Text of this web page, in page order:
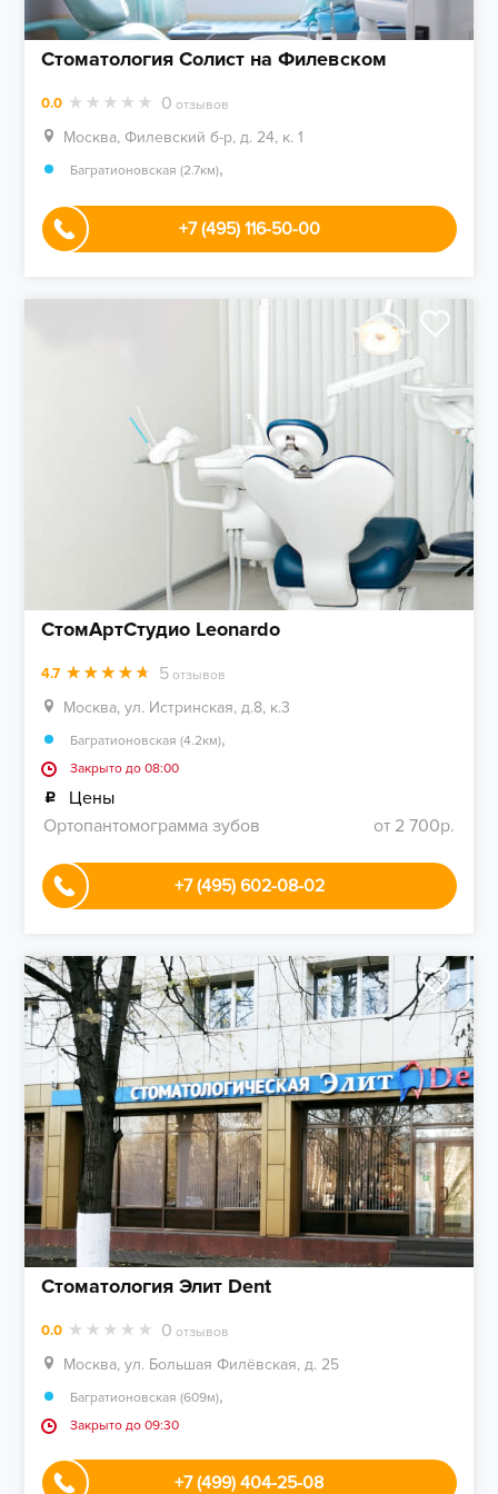
Стоматология Солист на Филевском
0.0 0 отзывов
Москва, Филевский б-р, д. 24, к. 1
Багратионовская (2.7км),
+7 (495) 116-50-00
СтомАртСтудио Leonardo
4.7 5 отзывов
Москва, ул. Истринская, д.8, к.3
Багратионовская (4.2км),
Закрыто до 08:00
Цены
Ортопантомограмма зубов
от 2 700р.
+7 (495) 602-08-02
Стоматология Элит Dent
0.0 0 отзывов
Москва, ул. Большая Филёвская, д. 25
Багратионовская (609м),
Закрыто до 09:30
+7 (499) 404-25-08